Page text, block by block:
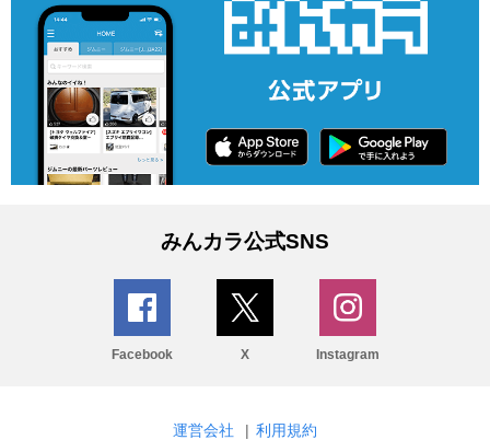
みんカラ公式SNS
Facebook X Instagram
運営会社 | 利用規約